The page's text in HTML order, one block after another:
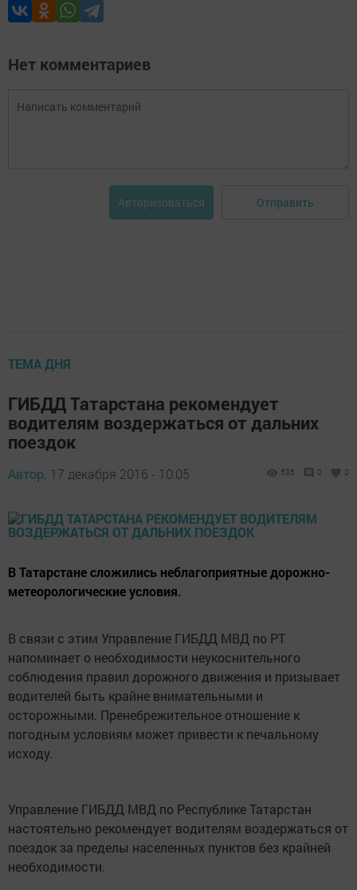
Нет комментариев
Авторизоваться Отправить
ТЕМА ДНЯ
ГИБДД Татарстана рекомендует
водителям воздержаться от дальних
поездок
Автор, 17 декабря 2016 - 10:05 535 0 0
В Татарстане сложились неблагоприятные дорожно-
метеорологические условия.
В связи с этим Управление ГИБДД МВД по РТ
напоминает о необходимости неукоснительного
соблюдения правил дорожного движения и призывает
водителей быть крайне внимательными и
осторожными. Пренебрежительное отношение к
погодным условиям может привести к печальному
исходу.
Управление ГИБДД МВД по Республике Татарстан
настоятельно рекомендует водителям воздержаться от
поездок за пределы населенных пунктов без крайней
необходимости.